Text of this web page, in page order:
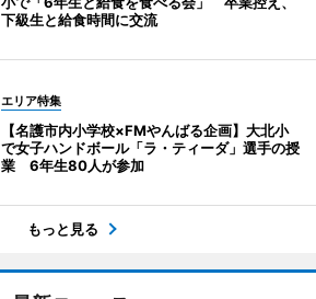
下級生と給食時間に交流
エリア特集
【名護市内小学校×FMやんばる企画】大北小
で女子ハンドボール「ラ・ティーダ」選手の授
業 6年生80人が参加
もっと見る